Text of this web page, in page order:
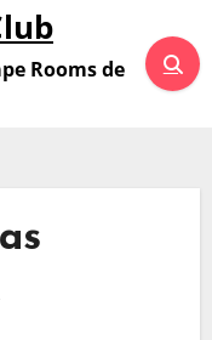
Rooms de